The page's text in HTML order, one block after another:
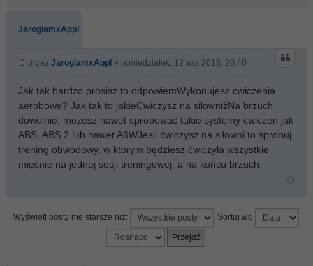
JarogiamxAppl
przez JarogiamxAppl » poniedziałek, 12 wrz 2016, 20:40
Jak tak bardzo prosisz to odpowiemWykonujesz cwiczenia
aerobowe? Jak tak to jakieCwiczysz na silowniżNa brzuch
dowolnie, możesz nawet sprobowac takie systemy cwiczen jak
ABS, ABS 2 lub nawet A6WJesli ćwiczysz na siłowni to sprobuj
trening obwodowy, w którym będziesz ćwiczyła wszystkie
mięśnie na jednej sesji treningowej, a na końcu brzuch.
Wyświetl posty nie starsze niż: Sortuj wg